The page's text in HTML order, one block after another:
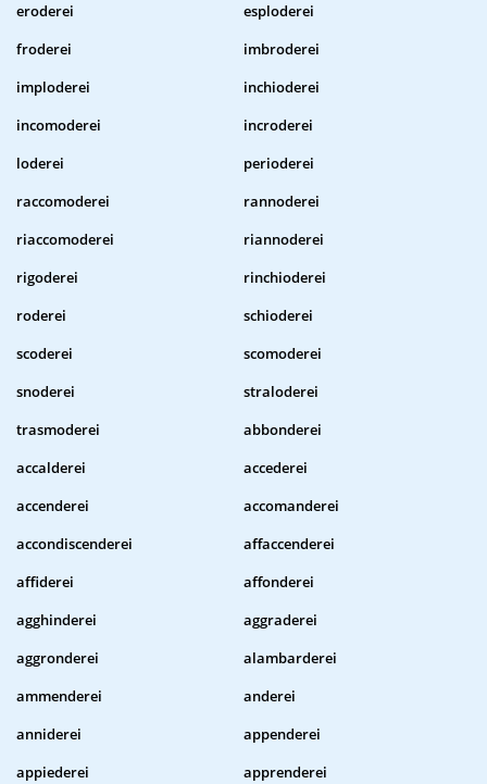
eroderei
esploderei
froderei
imbroderei
imploderei
inchioderei
incomoderei
incroderei
loderei
perioderei
raccomoderei
rannoderei
riaccomoderei
riannoderei
rigoderei
rinchioderei
roderei
schioderei
scoderei
scomoderei
snoderei
straloderei
trasmoderei
abbonderei
accalderei
accederei
accenderei
accomanderei
accondiscenderei
affaccenderei
affiderei
affonderei
agghinderei
aggraderei
aggronderei
alambarderei
ammenderei
anderei
anniderei
appenderei
appiederei
apprenderei